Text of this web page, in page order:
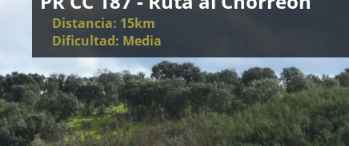
Distancia: 15km
Dificultad: Media